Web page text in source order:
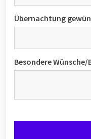
Übernachtung
Besondere